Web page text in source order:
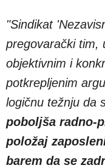
"Sindikat
pregovarački tim,
objektivnim i
potkrepljenim
logičnu težnju da
poboljša radno-
položaj
barem da se